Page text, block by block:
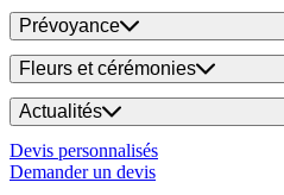
Prévoyance
Fleurs et cérémonies
Actualités
Devis personnalisés
Demander un devis